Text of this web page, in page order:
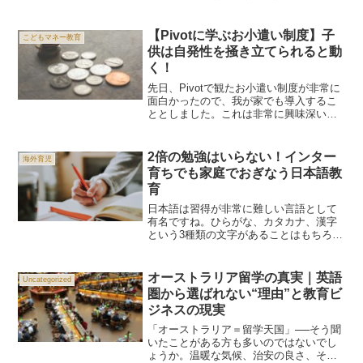
こどもマネー教育
【Pivotに学ぶお小遣い制度】子
供は自発性を掻き立てられると動
く！
先日、Pivotで観たお小遣い制度が非常に
面白かったので、我が家でも導入するこ
ととしました。これは非常に興味深い
自発性を育てるという意味でもやらない
手はないのでは？まず...
海外育児
2倍の勉強はいらない！インター
育ちでも家庭でおぎなう日本語教
育
日本語は習得が非常に難しい言語として
有名ですね。ひらがな、カタカナ、漢字
という3種類の文字があることはもちろ
う点もよく挙げられる難しい所。なの
で、あまり小さいうちに英語...
Uncategorized
オーストラリア留学の真実｜英語
圏から選ばれない“理由”と教育ビ
ジネスの現実
「オーストラリア＝留学天国」──そう聞
いたことがある方も多いのではないでし
ょうか。温暖な気候、治安の良さ、そし